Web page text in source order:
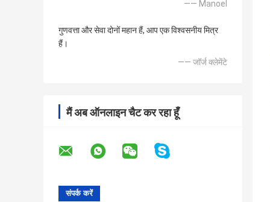
—— Manoel
गुणवत्ता और सेवा दोनों महान हैं, आप एक विश्वसनीय मित्र
हैं।
—— जॉर्ज क्लेमेंटे
मैं अब ऑनलाइन चैट कर रहा हूँ